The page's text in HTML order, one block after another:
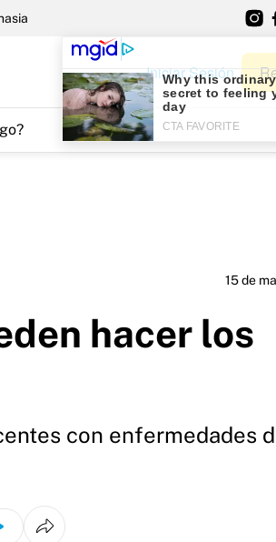
Iniciar Sesión
15 de
hacer los
con enfermedades